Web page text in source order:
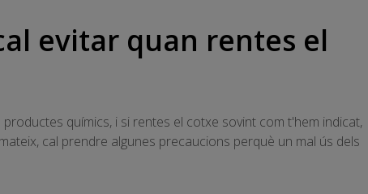
evitar quan rentes el
químics, i si rentes el cotxe sovint com t'hem indicat,
cal prendre algunes precaucions perquè un mal ús dels